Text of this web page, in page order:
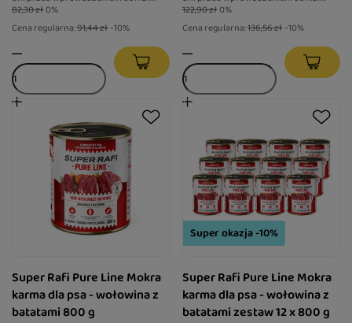
82,30 zł0%
Cena regularna:91,44 zł -10%
122,90 zł0%
Cena regularna:136,56 zł -10%
Super Rafi Pure Line Mokra
karma dla psa - wołowina z
batatami 800 g
Super okazja -10%
Super Rafi Pure Line Mokra
karma dla psa - wołowina z
batatami zestaw 12 x 800 g